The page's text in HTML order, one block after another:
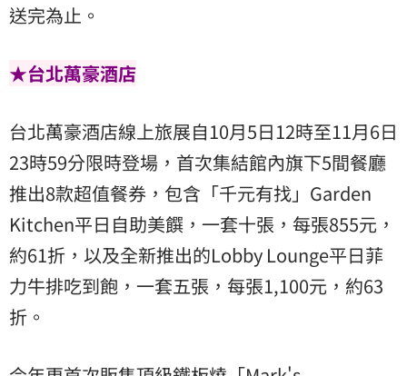
送完為止。
★台北萬豪酒店
台北萬豪酒店線上旅展自10月5日12時至11月6日
23時59分限時登場，首次集結館內旗下5間餐廳
推出8款超值餐券，包含「千元有找」Garden
Kitchen平日自助美饌，一套十張，每張855元，
約61折，以及全新推出的Lobby Lounge平日菲
力牛排吃到飽，一套五張，每張1,100元，約63
折。